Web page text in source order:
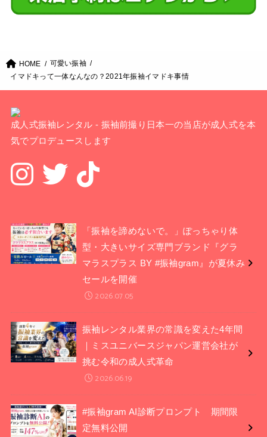
HOME
可愛い振袖
イマドキって一体なんなの？2021年振袖イマドキ事情
成人式振袖レンタル - 振袖前撮り日本一の当店が成人式を本
気でプロデュースします
「振袖を諦めないで。」ぽっちゃり体
型・大きいサイズ専門ブランド『グラ
マラスプラス BY #振袖gram』が夏休み
セールを開催
2026.07.05
振袖レンタル業界の常識を変えた4年間
｜ミスユニバースジャパン運営会社が
挑む令和の成人式革命
2026.06.19
#振袖gram AI診断プロンプト 期間限
定無料公開